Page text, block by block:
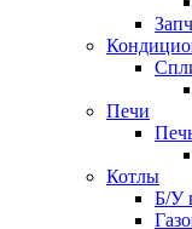
Печи
Котлы
Б/У